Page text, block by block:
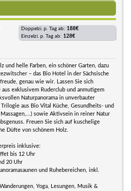
Doppelzi. p. Tag ab: 188€
Einzelzi. p. Tag ab: 128€
und helle Farben, ein schöner Garten, dazu
– das Bio Hotel in der Sächsische
genau wie wir. Lassen Sie sich
exklusivem Ruderclub und anmutigem
Naturpanorama in unverbauter
aus Bio Vital Küche, Gesundheits- und
Massagen,...) sowie Aktivsein in reiner Natur
Freuen Sie sich auf kuschelige
Düfte von schönem Holz.
inklusive:
bis 12 Uhr
20 Uhr
und Ruhebereichen, inkl.
Yoga, Lesungen, Musik &